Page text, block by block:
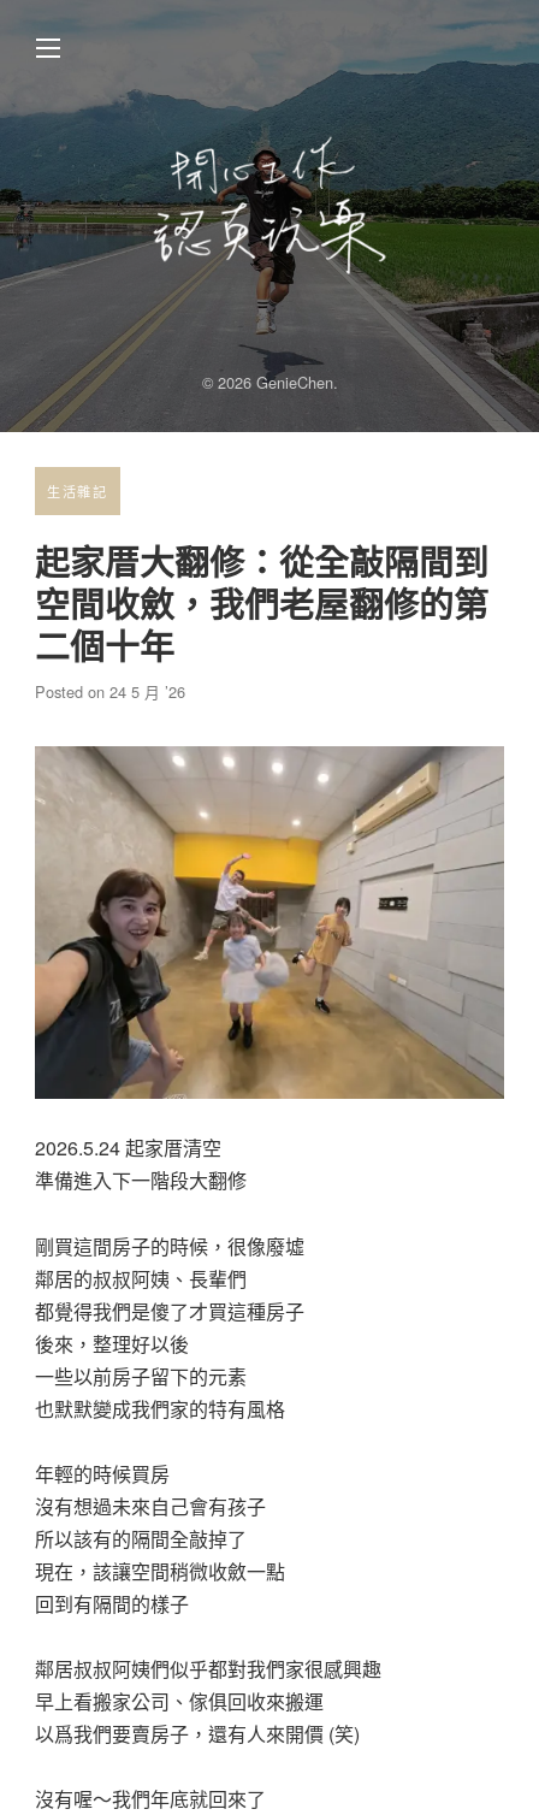
© 2026 GenieChen.
生活雜記
起家厝大翻修：從全敲隔間到
空間收斂，我們老屋翻修的第
二個十年
Posted on24 5 月 ’26
2026.5.24 起家厝清空
準備進入下一階段大翻修
剛買這間房子的時候，很像廢墟
鄰居的叔叔阿姨、長輩們
都覺得我們是傻了才買這種房子
後來，整理好以後
一些以前房子留下的元素
也默默變成我們家的特有風格
年輕的時候買房
沒有想過未來自己會有孩子
所以該有的隔間全敲掉了
現在，該讓空間稍微收斂一點
回到有隔間的樣子
鄰居叔叔阿姨們似乎都對我們家很感興趣
早上看搬家公司、傢俱回收來搬運
以爲我們要賣房子，還有人來開價 (笑)
沒有喔～我們年底就回來了